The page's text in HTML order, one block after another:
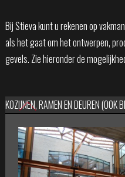
Bij Stieva kunt u rekenen op
als het gaat om het ontwerpen,
gevels. Zie hieronder de
KOZIJNEN, RAMEN EN DEUREN (OOK